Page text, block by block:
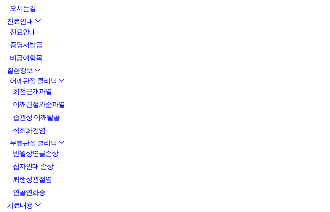
오시는길
진료안내
진료안내
증명서발급
비급여항목
질환정보
어깨관절 클리닉
회전근개파열
어깨관절와순파열
습관성 어깨탈골
석회화건염
무릎관절 클리닉
반월상연골손상
십자인대 손상
퇴행성관절염
연골연화증
치료내용